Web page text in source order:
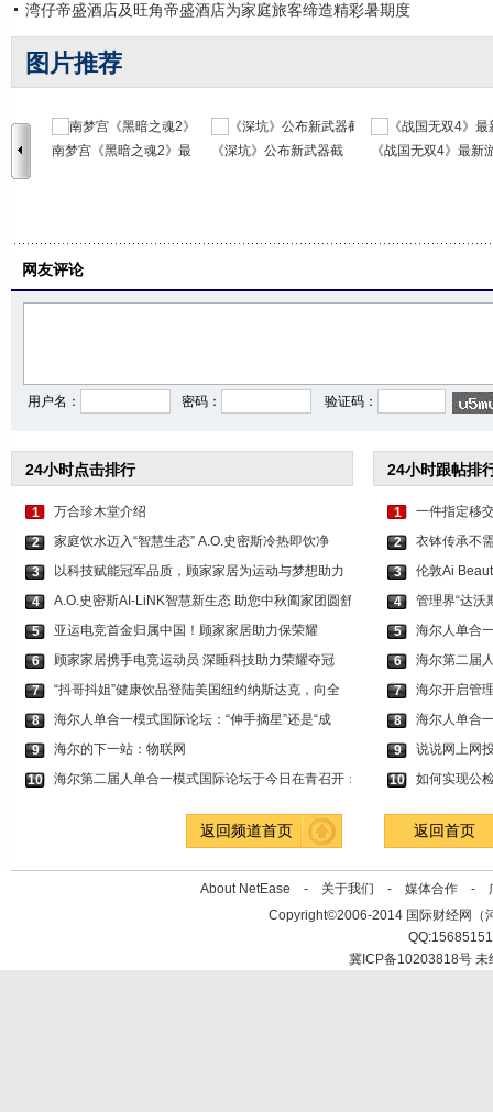
湾仔帝盛酒店及旺角帝盛酒店为家庭旅客缔造精彩暑期度
图片推荐
南梦宫《黑暗之魂2》最 《深坑》公布新武器截 《战国无双4》最新
网友评论
用户名： 密码： 验证码：
24小时点击排行
1
万合珍木堂介绍
2
家庭饮水迈入“智慧生态” A.O.史密斯冷热即饮净
3
以科技赋能冠军品质，顾家家居为运动与梦想助力
4
A.O.史密斯AI-LiNK智慧新生态 助您中秋阖家团圆舒
5
亚运电竞首金归属中国！顾家家居助力保荣耀
6
顾家家居携手电竞运动员 深睡科技助力荣耀夺冠
7
“抖哥抖姐”健康饮品登陆美国纽约纳斯达克，向全
8
海尔人单合一模式国际论坛：“伸手摘星”还是“成
9
海尔的下一站：物联网
10
海尔第二届人单合一模式国际论坛于今日在青召开：
24小时跟帖排
1
一件指定移
2
衣钵传承不
3
伦敦Ai
4
管理界“达沃
5
海尔人单合
6
海尔第二届
7
海尔开启管
8
海尔人单合
9
说说网上网
10
如何实现公
返回频道首页 返回首页
About NetEase - 关于我们 - 媒体合作 -
Copyright©2006-2014 国际财经网（
冀ICP备10203818号 未